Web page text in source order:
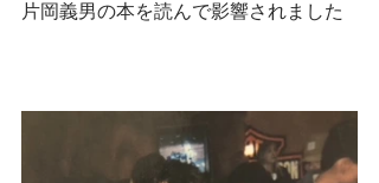
片岡義男の本を読んで影響されました